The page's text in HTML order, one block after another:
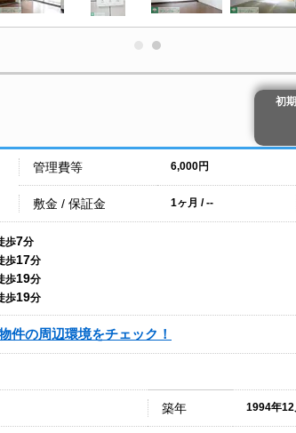
初
管理費等 6,000円
敷金 / 保証金 1ヶ月 / --
歩7分
歩17分
歩19分
歩19分
件の周辺環境をチェック！
築年 1994年